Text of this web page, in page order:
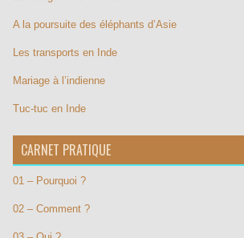
A la poursuite des éléphants d’Asie
Les transports en Inde
Mariage à l’indienne
Tuc-tuc en Inde
CARNET PRATIQUE
01 – Pourquoi ?
02 – Comment ?